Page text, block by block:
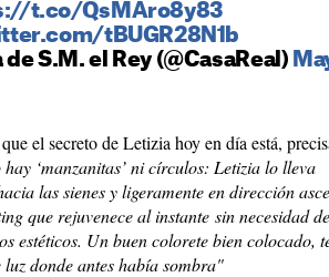
t.co/QsMAro8y83
tBUGR28N1b
de S.M. el Rey (@CasaReal)
el secreto de Letizia hoy en día está,
‘manzanitas’ ni círculos: Letizia lo lleva
las sienes y ligeramente en dirección
que rejuvenece al instante sin necesidad
estéticos. Un buen colorete bien colocado,
luz donde antes había sombra"